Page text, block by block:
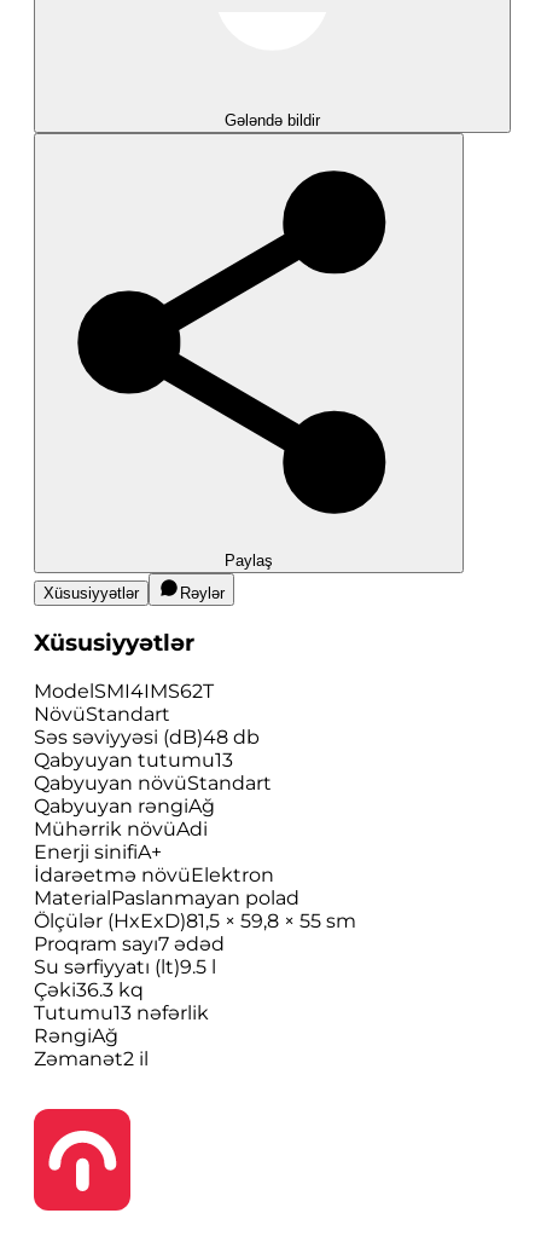
Gələndə bildir
Paylaş
Xüsusiyyətlər
Rəylər
Xüsusiyyətlər
ModelSMI4IMS62T
NövüStandart
Səs səviyyəsi (dB)48 db
Qabyuyan tutumu13
Qabyuyan növüStandart
Qabyuyan rəngiAğ
Mühərrik növüAdi
Enerji sinifiA+
İdarəetmə növüElektron
MaterialPaslanmayan polad
Ölçülər (HxExD)81,5 × 59,8 × 55 sm
Proqram sayı7 ədəd
Su sərfiyyatı (lt)9.5 l
Çəki36.3 kq
Tutumu13 nəfərlik
RəngiAğ
Zəmanət2 il